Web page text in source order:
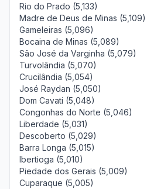
Rio do Prado (5,133)
Madre de Deus de Minas (5,109)
Gameleiras (5,096)
Bocaina de Minas (5,089)
São José da Varginha (5,079)
Turvolândia (5,070)
Crucilândia (5,054)
José Raydan (5,050)
Dom Cavati (5,048)
Congonhas do Norte (5,046)
Liberdade (5,031)
Descoberto (5,029)
Barra Longa (5,015)
Ibertioga (5,010)
Piedade dos Gerais (5,009)
Cuparaque (5,005)